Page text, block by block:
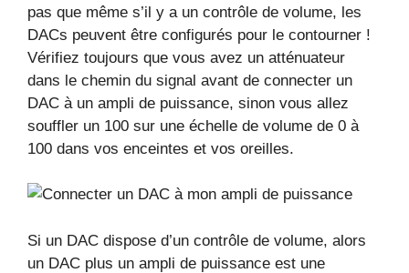
pas que même s’il y a un contrôle de volume, les
DACs peuvent être configurés pour le contourner !
Vérifiez toujours que vous avez un atténuateur
dans le chemin du signal avant de connecter un
DAC à un ampli de puissance, sinon vous allez
souffler un 100 sur une échelle de volume de 0 à
100 dans vos enceintes et vos oreilles.
Si un DAC dispose d’un contrôle de volume, alors
un DAC plus un ampli de puissance est une